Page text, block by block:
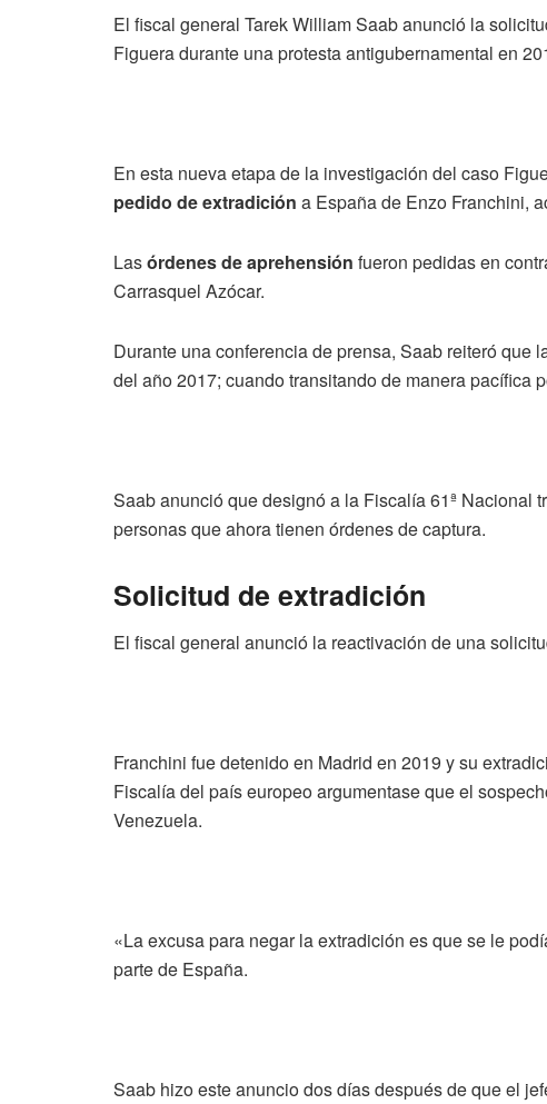
El fiscal general Tarek William Saab anunció la
Figuera durante una protesta antigubernamental en
En esta nueva etapa de la investigación del caso
pedido de extradición a España de Enzo Franchini,
Lasórdenes de aprehensión fueron pedidas en
Carrasquel Azócar.
Durante una conferencia de prensa, Saab reiteró que
del año 2017; cuando transitando de manera pacífica
Saab anunció que designó a la Fiscalía 61ª Nacional
personas que ahora tienen órdenes de captura.
Solicitud de extradición
El fiscal general anunció la reactivación de una
Franchini fue detenido en Madrid en 2019 y su
Fiscalía del país europeo argumentase que el
Venezuela.
«La excusa para negar la extradición es que se le
parte de España.
Saab hizo este anuncio dos días después de que el